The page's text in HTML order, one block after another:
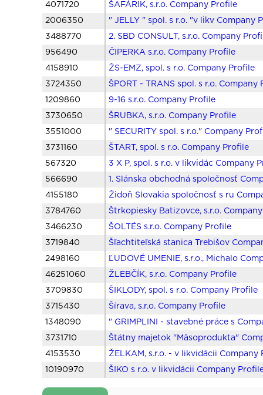
4071720
ŠAFÁRIK, s.r.o. Company Profile
2006350
" JELLY " spol. s r.o. "v likv Company
3488770
2. SBD CONSULT, s.r.o. Company
956490
ČIPERKA s.r.o. Company Profile
4158910
ŽS-EMZ, spol. s r.o. Company Profile
3724350
ŠPORT - TRANS spol. s r.o. Company
1209860
9-16 s.r.o. Company Profile
3730650
ŠRUBKA, s.r.o. Company Profile
3551000
" SECURITY spol. s r.o." Company
3731160
ŠTART, spol. s r.o. Company Profile
567320
3 X P, spol. s r.o. v likvidác Company
566690
1. Slánska obchodná spoločnosť
4155180
Židoň Slovakia spoločnosť s ru
3784760
Štrkopiesky Batizovce, s.r.o.
3466230
ŠOLTÉS s.r.o. Company Profile
3719840
Šľachtiteľská stanica Trebišov
2498160
ĽUDOVÉ UMENIE, s.r.o., Michalo
46251060
ŽLEBČÍK, s.r.o. Company Profile
3709830
ŠIKLODY, spol. s r.o. Company Profile
3715430
Šírava, s.r.o. Company Profile
1348090
" GRIMPLINI - stavebné práce s
3731710
Štátny majetok "Mäsoprodukta"
4153530
ŽELKAM, s.r.o. - v likvidácii Company
10190970
ŠIKO s r.o. v likvidácii Company